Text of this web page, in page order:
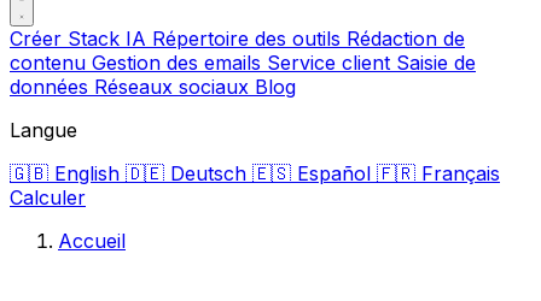
Créer Stack IA Répertoire des outils Rédaction de
contenu Gestion des emails Service client Saisie de
données Réseaux sociaux Blog
Langue
🇬🇧 English 🇩🇪 Deutsch 🇪🇸 Español 🇫🇷 Français
Calculer
Accueil